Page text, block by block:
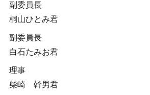
副委員長
桐山ひとみ君
副委員長
白石たみお君
理事
柴崎 幹男君